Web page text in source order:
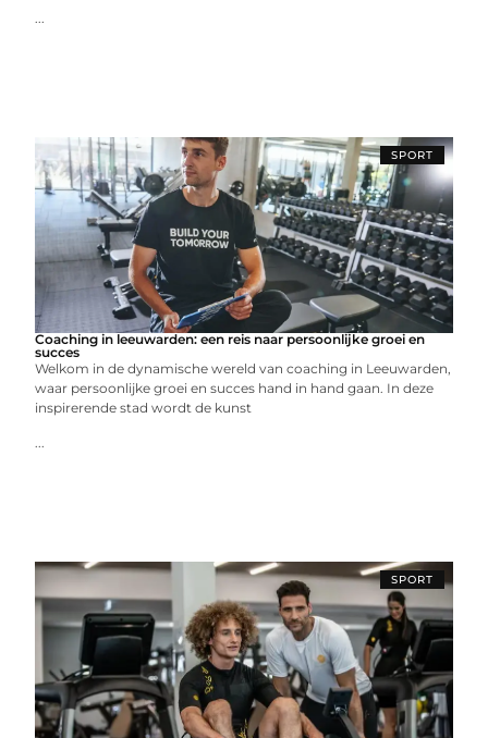
...
SPORT
Coaching in leeuwarden: een reis naar persoonlijke groei en
succes
Welkom in de dynamische wereld van coaching in Leeuwarden,
waar persoonlijke groei en succes hand in hand gaan. In deze
inspirerende stad wordt de kunst
...
SPORT